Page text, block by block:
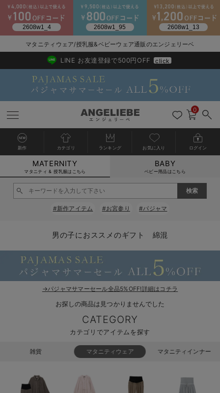
マタニティウェア全て
マタニティ ワンピース
マタニティ トップス
マタニティ アウター（コート）・ママコート
マタニティ 下着・インナー全て
授乳ブラ・マタニティブラ（マタニティインナー・産後用品）
マタニティ 授乳 キャミソール
産褥ショーツ
骨盤・マタニティベルト （妊娠中・産後）
マタニティ 腹巻き
授乳服全て
マタニティ フォーマル全て
マタニティ スーツ
マタニティ フォーマル パンツ・ボトムス
授乳用品全て
妊婦用 抱き枕・授乳クッション
マタニティレッグウェア全て
マタニティストッキング・タイツ
マタニティ ボディケア全て
アウトレット全て
【アウトレット】ワンピース
【アウトレット】パジャマ
【アウトレット】インナー
【アウトレット】ベビー
特集全て
コットン素材
ブラトップ
快適機能ウェア特集 トップス
再入荷全て
再入荷｜インナー
戻る
送料無料アイテム全て
ワンピース
スカート
パジャマ
インナー
ベビー
戻る
ブラキャミ おまとめ
MAX55%OFF ブラックフ
戻る
【37周年祭セール】
【37周年祭セール】
戻る
気温差別オススメア
【15℃】3月下旬～
戻る
動きやすく着回しで
戻る
強撚スムース(コスパ
戻る
マタニティウェア
【おまとめ割】パジ
戻る
こだわりの履き心地
カジュアル
オフィス
戻る
ジャケット派
きれいめ美脚パンツ派
ツィード派
王道シンプル派
戻る
出産準備応援割全て
マタニティパジャマ
戻る
【オフィスカジュア
戻る
レギンスタイプ
戻る
【フォーマル】ワン
戻る
【ベビー】長袖
戻る
ハンカチ
短肌着
セット
戻る
快適ウェア10%OFF
快適ウェア10%OFF
戻る
春のマタニティワン
セットアップ・ レイ
ジャンパースカート/
ワーク・オフィス
カジュアル
あったかアイテム｜
戻る
Gift Selection 出産
〜3,000円（税込）
10,001円（税込）〜
女の子におススメの
男の子におススメの
もらって嬉しいギフト
何枚あっても嬉しい
戻る
冬の冷え対策インナ
薄くてあったか
保温&リカバリー
レギンス・タイツ
カップ付きインナー
裏起毛素材
戻る
入院準備の持ち物チ
入院してすぐ使うグ
戻る
冬のあったか特集全て
【冬のあったか特集
【冬のあったか特集
マタニティウェア/授乳服&ベビーウェア通販のエンジェリーベ
2026/NewArrival
送料495円(一部地域を除く) 7,700円以上で送料無料
LINE お友達登録で500円OFF click
0
新作 カテゴリ ランキング お気に入り ログイン
MATERNITY
マタニティ & 授乳服はこちら
BABY
ベビー用品はこちら
#新作アイテム #お宮参り #パジャマ
男の子におススメのギフト 綿混
→パジャマサマーセール全品5%OFF!詳細はコチラ
お探しの商品は見つかりませんでした
CATEGORY
カテゴリでアイテムを探す
雑貨 マタニティウェア マタニティインナー
カートに入れる
閉じる